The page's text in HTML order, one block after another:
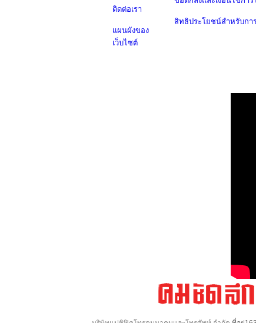
ติดต่อเรา
แผนผังของ
เว็บไซต์
สิทธิประโยชน์สำหรับกา